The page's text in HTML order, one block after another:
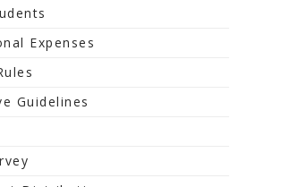
Expenses
Guidelines